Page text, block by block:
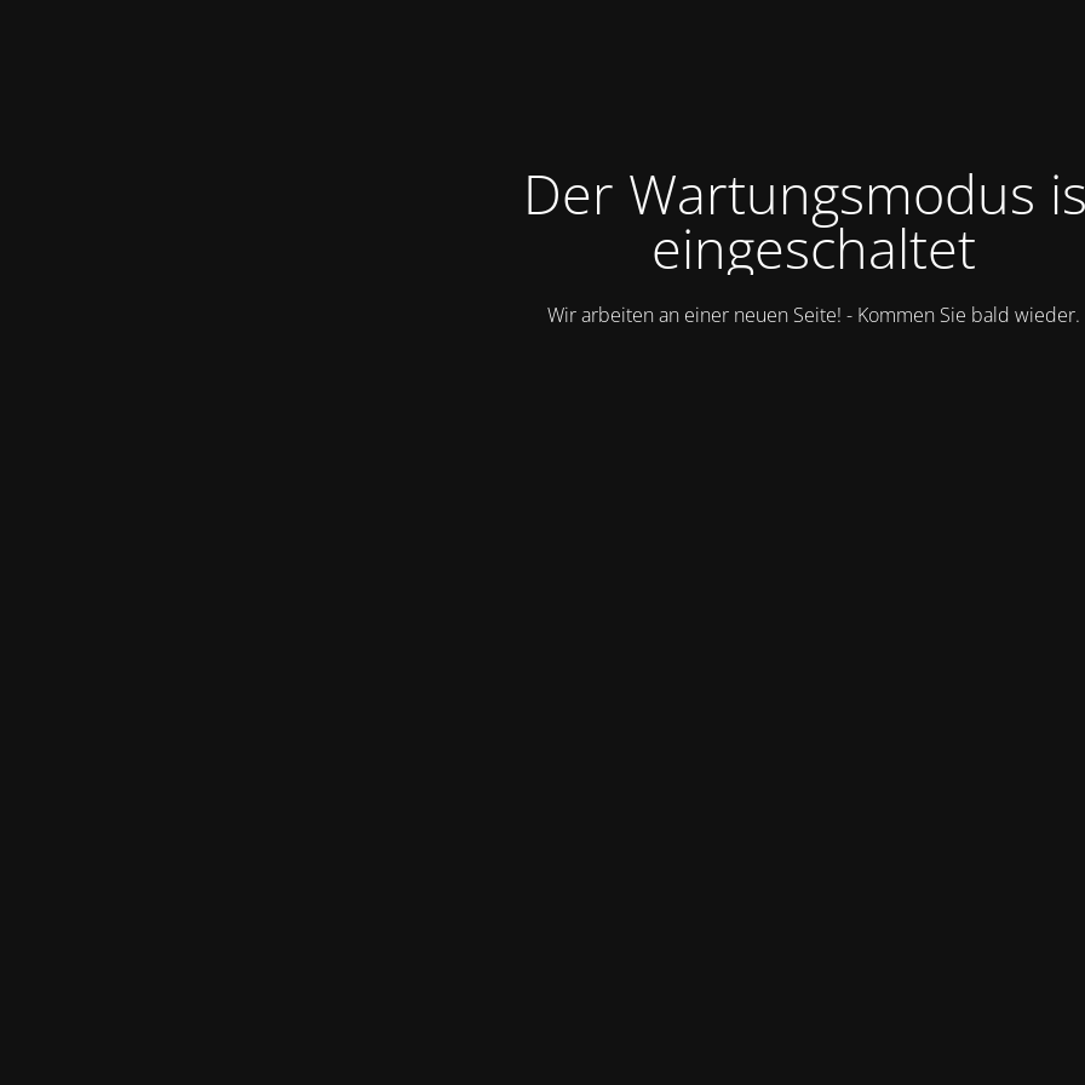
Der Wartungsmodus
eingeschaltet
Wir arbeiten an einer neuen Seite! - Kommen Sie bald wieder.